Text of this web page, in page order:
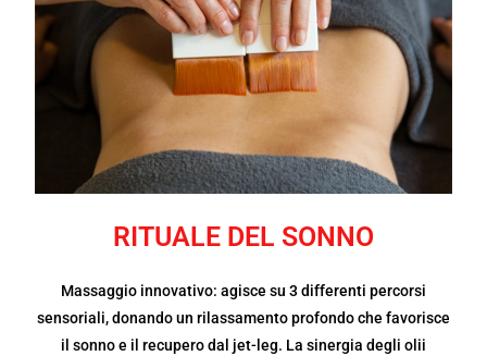
RITUALE DEL SONNO
Massaggio innovativo: agisce su 3 differenti percorsi
sensoriali, donando un rilassamento profondo che favorisce
il sonno e il recupero dal jet-leg. La sinergia degli olii